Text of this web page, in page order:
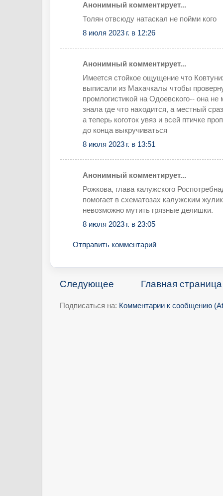
Анонимный комментирует...
Толян отвсюду натаскал не пойми кого
8 июля 2023 г. в 12:26
Анонимный комментирует...
Имеется стойкое ощущение что
выписали из Махачкалы чтобы
промлогистикой на Одоевского-- она не
знала где что находится, а местный
а теперь коготок увяз и всей птичке
до конца выкручиваться
8 июля 2023 г. в 13:51
Анонимный комментирует...
Рожкова, глава калужского
помогает в схематозах калужским
невозможно мутить грязные делишки.
8 июля 2023 г. в 23:05
Отправить комментарий
Следующее Главная страница
Подписаться на: Комментарии к сообщению